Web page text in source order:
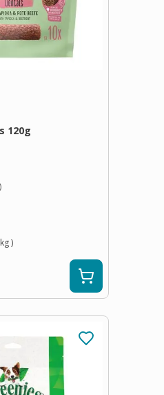
120g
)
kg)